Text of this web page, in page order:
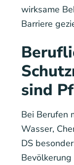
wirksame
Barriere
sind
Bei Berufen
Wasser,
DS